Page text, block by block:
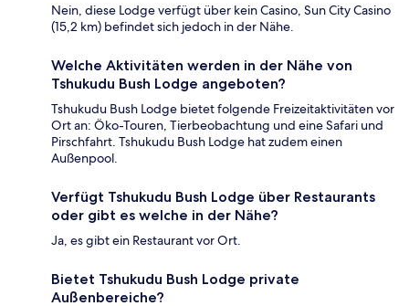
Nein, diese Lodge verfügt über kein Casino, Sun City Casino
(15,2 km) befindet sich jedoch in der Nähe.
Welche Aktivitäten werden in der Nähe von
Tshukudu Bush Lodge angeboten?
Tshukudu Bush Lodge bietet folgende Freizeitaktivitäten vor
Ort an: Öko-Touren, Tierbeobachtung und eine Safari und
Pirschfahrt. Tshukudu Bush Lodge hat zudem einen
Außenpool.
Verfügt Tshukudu Bush Lodge über Restaurants
oder gibt es welche in der Nähe?
Ja, es gibt ein Restaurant vor Ort.
Bietet Tshukudu Bush Lodge private
Außenbereiche?